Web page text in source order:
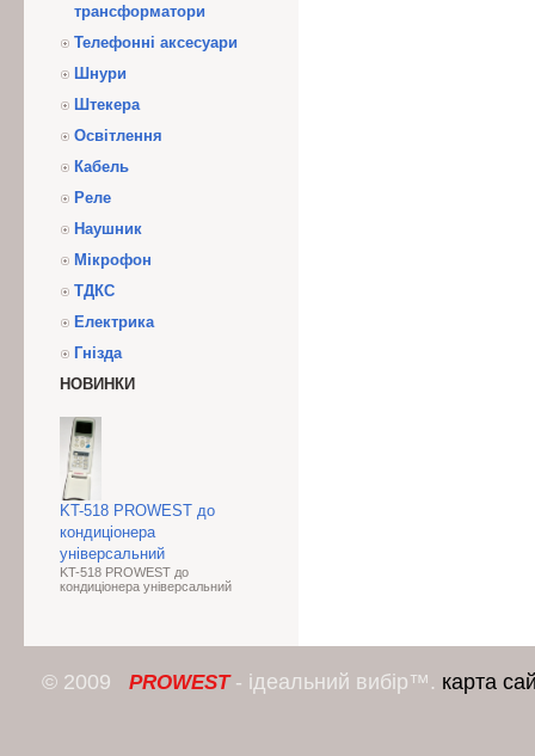
трансформатори
Телефонні аксесуари
Шнури
Штекера
Освітлення
Кабель
Реле
Наушник
Мікрофон
ТДКС
Електрика
Гнізда
НОВИНКИ
KT-518 PROWEST до
кондиціонера
універсальний
KT-518 PROWEST до
кондиціонера універсальний
© 2009 PROWEST- ідеальний вибір™. карта